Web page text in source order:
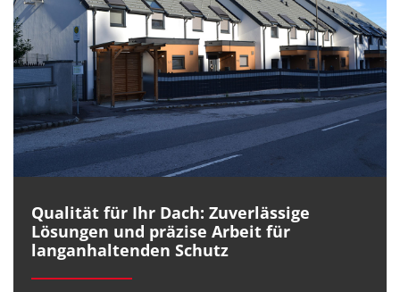
Qualität für Ihr Dach: Zuverlässige
Lösungen und präzise Arbeit für
langanhaltenden Schutz